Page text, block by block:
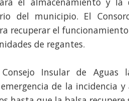
del municipio. El
recuperar el
de regantes.
Insular de Aguas
de la incidencia y